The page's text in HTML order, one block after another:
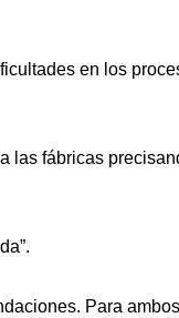
en los
fábricas
Para